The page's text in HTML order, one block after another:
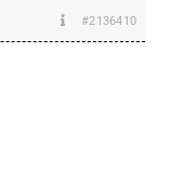
#2136410